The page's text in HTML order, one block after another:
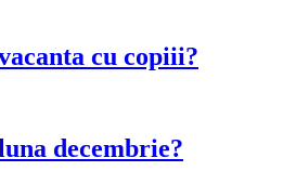
cu copiii?
decembrie?